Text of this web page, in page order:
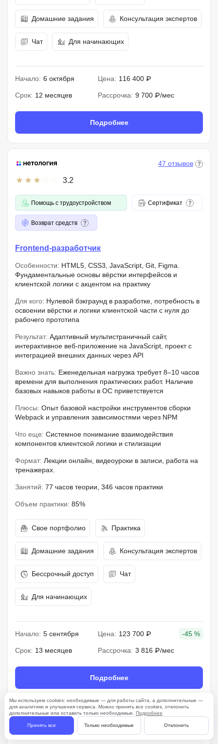
Домашние задания Консультация экспертов
Чат Для начинающих
Начало: 6 октября Цена: 116 400 ₽
Срок: 12 месяцев Рассрочка: 9 700 ₽/мес
Подробнее
3.2
47 отзывов
Помощь с трудоустройством Сертификат
Возврат средств
Frontend-разработчик
Особенности: HTML5, CSS3, JavaScript, Git, Figma.
Фундаментальные основы вёрстки интерфейсов и
клиентской логики с акцентом на практику
Для кого: Нулевой бэкграунд в разработке, потребность в
освоении вёрстки и логики клиентской части с нуля до
рабочего прототипа
Результат: Адаптивный мультистраничный сайт,
интерактивное веб-приложение на JavaScript, проект с
интеграцией внешних данных через API
Важно знать: Еженедельная нагрузка требует 8–10 часов
времени для выполнения практических работ. Наличие
базовых навыков работы в ОС приветствуется
Плюсы: Опыт базовой настройки инструментов сборки
Webpack и управления зависимостями через NPM
Что еще: Системное понимание взаимодействия
компонентов клиентской логики и стилизации
Формат: Лекции онлайн, видеоуроки в записи, работа на
тренажерах.
Занятий: 77 часов теории, 346 часов практики
Объем практики: 85%
Свое портфолио Практика
Домашние задания Консультация экспертов
Бессрочный доступ Чат
Для начинающих
Начало: 5 сентября Цена: 123 700 ₽ -45 %
Срок: 13 месяцев Рассрочка: 3 816 ₽/мес
Подробнее
4.7
261 отзыв
Мы используем cookies: необходимые — для работы сайта, а дополнительные —
для аналитики и улучшения сервиса. Можно принять все cookies, отклонить
дополнительные или оставить только необходимые. Подробнее
Принять все Только необходимые Отклонить